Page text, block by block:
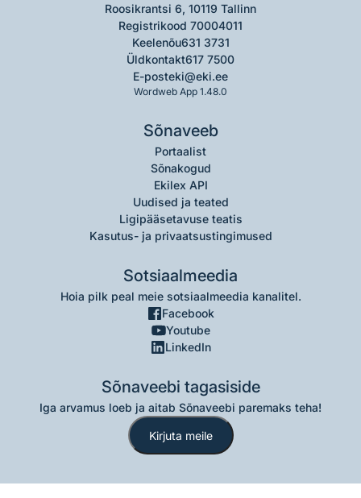
Roosikrantsi 6, 10119 Tallinn
Registrikood 70004011
Keelenõu631 3731
Üldkontakt617 7500
E-posteki@eki.ee
Wordweb App 1.48.0
Sõnaveeb
Portaalist
Sõnakogud
Ekilex API
Uudised ja teated
Ligipääsetavuse teatis
Kasutus- ja privaatsustingimused
Sotsiaalmeedia
Hoia pilk peal meie sotsiaalmeedia kanalitel.
Facebook
Youtube
LinkedIn
Sõnaveebi tagasiside
Iga arvamus loeb ja aitab Sõnaveebi paremaks teha!
Kirjuta meile